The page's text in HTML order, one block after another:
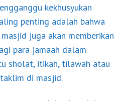
kekhusyukan
penting adalah bahwa
juga akan memberikan
para jamaah dalam
sholat, itikah, tilawah atau
di masjid.